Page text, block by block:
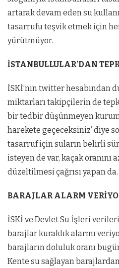
artarak devam eden su
tasarrufu teşvik etmek için
yürütmüyor.
İSTANBULLULAR’DAN
İSKİ’nin twitter hesabından
miktarları takipçilerin de
bir tedbir düşünmeyen
harekete geçeceksiniz’ diye
tasarruf için suların belirli
isteyen de var, kaçak oranını
düzeltilmesi çağrısı yapan da.
BARAJLAR ALARM
İSKİ ve Devlet Su İşleri
barajlar kuraklık alarmı
barajların doluluk oranı
Kente su sağlayan barajlardan